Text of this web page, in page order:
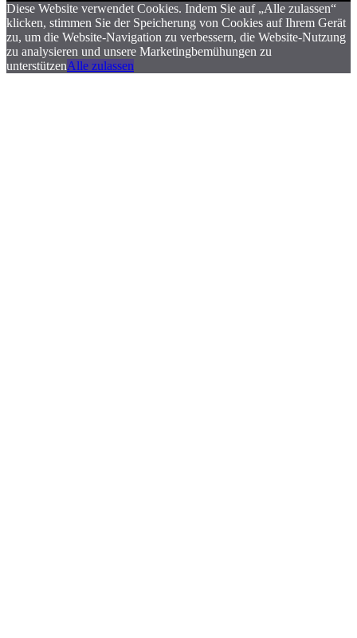
Diese Website verwendet Cookies. Indem Sie auf „Alle zulassen“
klicken, stimmen Sie der Speicherung von Cookies auf Ihrem Gerät
zu, um die Website-Navigation zu verbessern, die Website-Nutzung
zu analysieren und unsere Marketingbemühungen zu
unterstützenAlle zulassen